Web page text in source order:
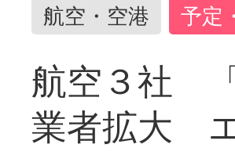
航空・空港 予定
航空３社
業者拡大